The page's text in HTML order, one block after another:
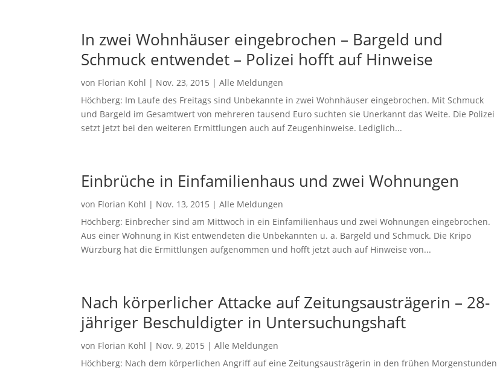
In zwei Wohnhäuser eingebrochen – Bargeld und
Schmuck entwendet – Polizei hofft auf Hinweise
von Florian Kohl | Nov. 23, 2015 |Alle Meldungen
Höchberg: Im Laufe des Freitags sind Unbekannte in zwei Wohnhäuser eingebrochen. Mit Schmuck
und Bargeld im Gesamtwert von mehreren tausend Euro suchten sie Unerkannt das Weite. Die Polizei
setzt jetzt bei den weiteren Ermittlungen auch auf Zeugenhinweise. Lediglich...
Einbrüche in Einfamilienhaus und zwei Wohnungen
von Florian Kohl | Nov. 13, 2015 |Alle Meldungen
Höchberg: Einbrecher sind am Mittwoch in ein Einfamilienhaus und zwei Wohnungen eingebrochen.
Aus einer Wohnung in Kist entwendeten die Unbekannten u. a. Bargeld und Schmuck. Die Kripo
Würzburg hat die Ermittlungen aufgenommen und hofft jetzt auch auf Hinweise von...
Nach körperlicher Attacke auf Zeitungsausträgerin – 28-
jähriger Beschuldigter in Untersuchungshaft
von Florian Kohl | Nov. 9, 2015 |Alle Meldungen
Höchberg: Nach dem körperlichen Angriff auf eine Zeitungsausträgerin in den frühen Morgenstunden